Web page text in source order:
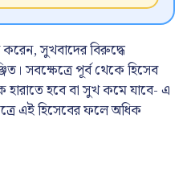
সুখবাদের বিরুদ্ধে
সবক্ষেত্রে পূর্ব থেকে হিসেব
হবে বা সুখ কমে যাবে- এ
এই হিসেবের ফলে অধিক